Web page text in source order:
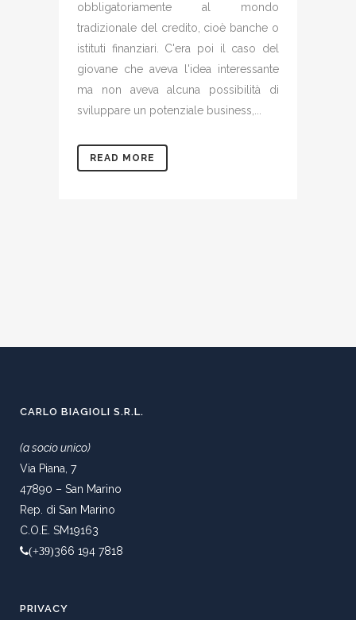
obbligatoriamente al mondo
tradizionale del credito, cioè banche o
istituti finanziari. C'era poi il caso del
giovane che aveva l'idea interessante
ma non aveva alcuna possibilità di
sviluppare un potenziale business,...
READ MORE
CARLO BIAGIOLI S.R.L.
(a socio unico)
Via Piana, 7
47890 – San Marino
Rep. di San Marino
C.O.E. SM19163
(+39)366 194 7818
PRIVACY